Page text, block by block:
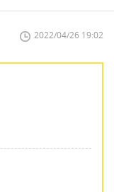
2022/04/26 19:02